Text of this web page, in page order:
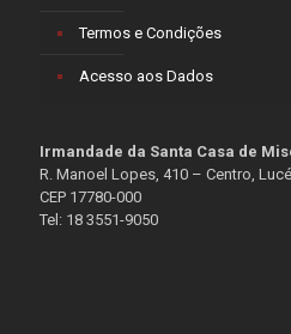
Termos e Condições
Acesso aos Dados
Irmandade da Santa Casa de
R. Manoel Lopes, 410 – Centro,
CEP 17780-000
Tel: 18 3551-9050